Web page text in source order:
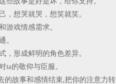
，想哭就哭，想笑就笑。
游戏情感需求。
。
，形成鲜明的角色差异。
ta的敬仰与臣服。
的故事和感情结束,把你的注意力转